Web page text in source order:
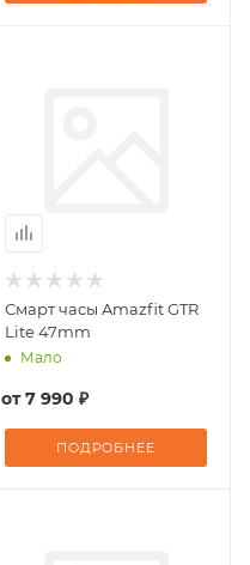
Смарт часы Amazfit GTR
Lite 47mm
Мало
от7 990 ₽
ПОДРОБНЕЕ